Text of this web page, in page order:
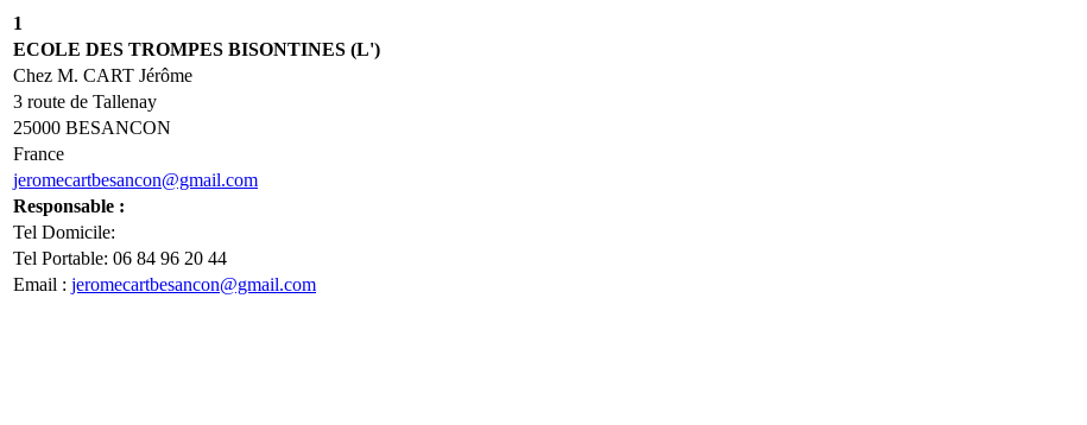
1
ECOLE DES TROMPES BISONTINES (L')
Chez M. CART Jérôme
3 route de Tallenay
25000 BESANCON
France
jeromecartbesancon@gmail.com
Responsable :
Tel Domicile:
Tel Portable: 06 84 96 20 44
Email : jeromecartbesancon@gmail.com